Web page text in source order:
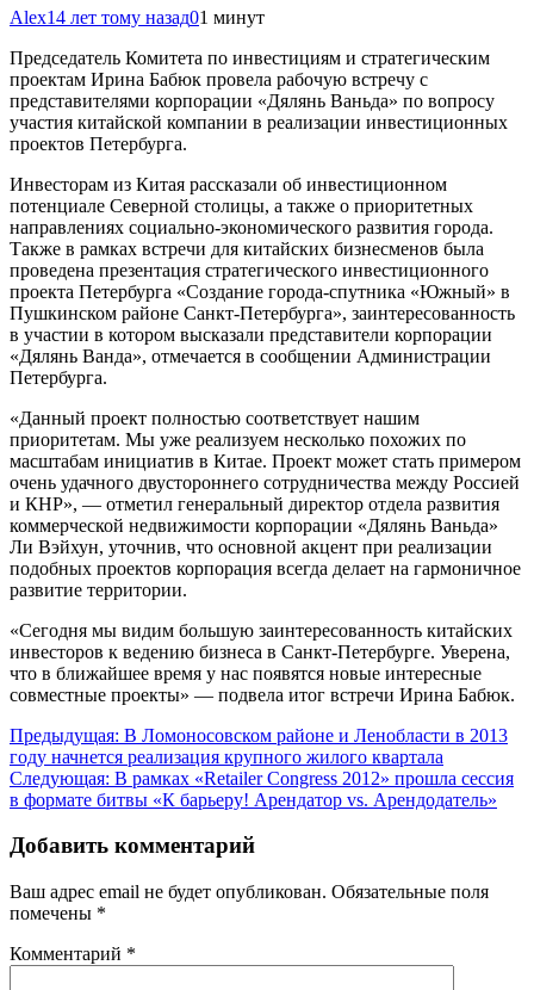
Alex14 лет тому назад01 минут
Председатель Комитета по инвестициям и стратегическим
проектам Ирина Бабюк провела рабочую встречу с
представителями корпорации «Дялянь Ваньда» по вопросу
участия китайской компании в реализации инвестиционных
проектов Петербурга.
Инвесторам из Китая рассказали об инвестиционном
потенциале Северной столицы, а также о приоритетных
направлениях социально-экономического развития города.
Также в рамках встречи для китайских бизнесменов была
проведена презентация стратегического инвестиционного
проекта Петербурга «Создание города-спутника «Южный» в
Пушкинском районе Санкт-Петербурга», заинтересованность
в участии в котором высказали представители корпорации
«Дялянь Ванда», отмечается в сообщении Администрации
Петербурга.
«Данный проект полностью соответствует нашим
приоритетам. Мы уже реализуем несколько похожих по
масштабам инициатив в Китае. Проект может стать примером
очень удачного двустороннего сотрудничества между Россией
и КНР», — отметил генеральный директор отдела развития
коммерческой недвижимости корпорации «Дялянь Ваньда»
Ли Вэйхун, уточнив, что основной акцент при реализации
подобных проектов корпорация всегда делает на гармоничное
развитие территории.
«Сегодня мы видим большую заинтересованность китайских
инвесторов к ведению бизнеса в Санкт-Петербурге. Уверена,
что в ближайшее время у нас появятся новые интересные
совместные проекты» — подвела итог встречи Ирина Бабюк.
Навигация
по
записям
Предыдущая: В Ломоносовском районе и Ленобласти в 2013
году начнется реализация крупного жилого квартала
Следующая: В рамках «Retailer Congress 2012» прошла сессия
в формате битвы «К барьеру! Арендатор vs. Арендодатель»
Добавить комментарий
Ваш адрес email не будет опубликован. Обязательные поля
помечены *
Комментарий *